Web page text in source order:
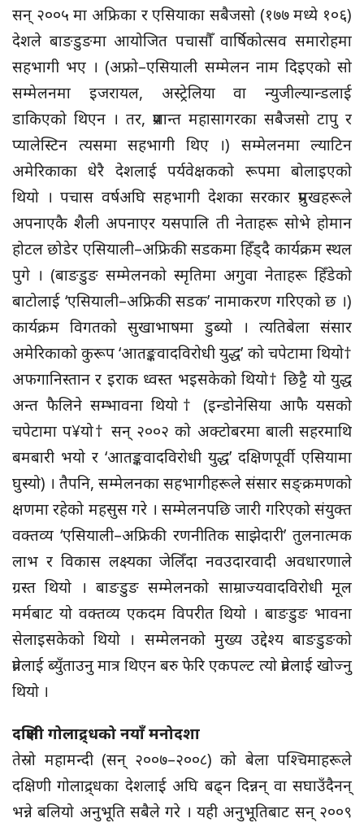
सन् २००५ मा अफ्रिका र एसियाका सबैजसो (१७७ मध्ये १०६)
देशले बाङडुङमा आयोजित पचासौँ वार्षिकोत्सव समारोहमा
सहभागी भए । (अफ्रो–एसियाली सम्मेलन नाम दिइएको सो
सम्मेलनमा इजरायल, अस्ट्रेलिया वा न्युजील्यान्डलाई
डाकिएको थिएन । तर, प्रशान्त महासागरका सबैजसो टापु र
प्यालेस्टिन त्यसमा सहभागी थिए ।) सम्मेलनमा ल्याटिन
अमेरिकाका धेरै देशलाई पर्यवेक्षकको रूपमा बोलाइएको
थियो । पचास वर्षअघि सहभागी देशका सरकार प्रमुखहरूले
अपनाएकै शैली अपनाएर यसपालि ती नेताहरू सोभे होमान
होटल छोडेर एसियाली–अफ्रिकी सडकमा हिँड्दै कार्यक्रम स्थल
पुगे । (बाङडुङ सम्मेलनको स्मृतिमा अगुवा नेताहरू हिँडेको
बाटोलाई ‘एसियाली–अफ्रिकी सडक’ नामाकरण गरिएको छ ।)
कार्यक्रम विगतको सुखाभाषमा डुब्यो । त्यतिबेला संसार
अमेरिकाको कुरूप ‘आतङ्कवादविरोधी युद्ध’ को चपेटामा थियो†
अफगानिस्तान र इराक ध्वस्त भइसकेको थियो† छिट्टै यो युद्ध
अन्त फैलिने सम्भावना थियो† (इन्डोनेसिया आफै यसको
चपेटामा प¥यो† सन् २००२ को अक्टोबरमा बाली सहरमाथि
बमबारी भयो र ‘आतङ्कवादविरोधी युद्ध’ दक्षिणपूर्वी एसियामा
घुस्यो) । तैपनि, सम्मेलनका सहभागीहरूले संसार सङ्क्रमणको
क्षणमा रहेको महसुस गरे । सम्मेलनपछि जारी गरिएको संयुक्त
वक्तव्य ‘एसियाली–अफ्रिकी रणनीतिक साझेदारी’ तुलनात्मक
लाभ र विकास लक्ष्यका जेलिँदा नवउदारवादी अवधारणाले
ग्रस्त थियो । बाङडुङ सम्मेलनको साम्राज्यवादविरोधी मूल
मर्मबाट यो वक्तव्य एकदम विपरीत थियो । बाङडुङ भावना
सेलाइसकेको थियो । सम्मेलनको मुख्य उद्देश्य बाङडुङको
प्रेतलाई ब्युँताउनु मात्र थिएन बरु फेरि एकपल्ट त्यो प्रेतलाई खोज्नु
थियो ।
दक्षिणी गोलाद्र्धको नयाँ मनोदशा
तेस्रो महामन्दी (सन् २००७–२००८) को बेला पश्चिमाहरूले
दक्षिणी गोलाद्र्धका देशलाई अघि बढ्न दिन्नन् वा सघाउँदैनन्
भन्ने बलियो अनुभूति सबैले गरे । यही अनुभूतिबाट सन् २००९